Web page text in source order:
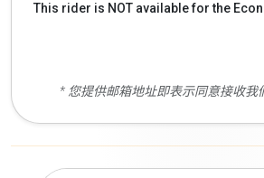
This rider is NOT available for the
* 您提供邮箱地址即表示同意接收我